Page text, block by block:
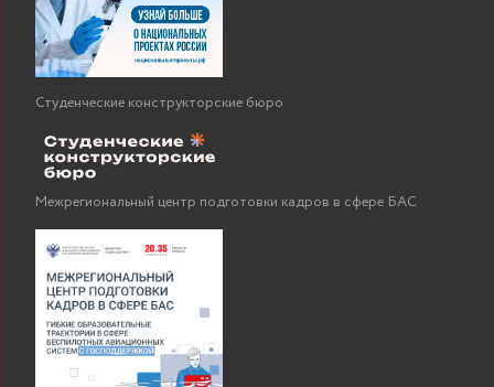
Студенческие конструкторские бюро
Межрегиональный центр подготовки кадров в сфере БАС